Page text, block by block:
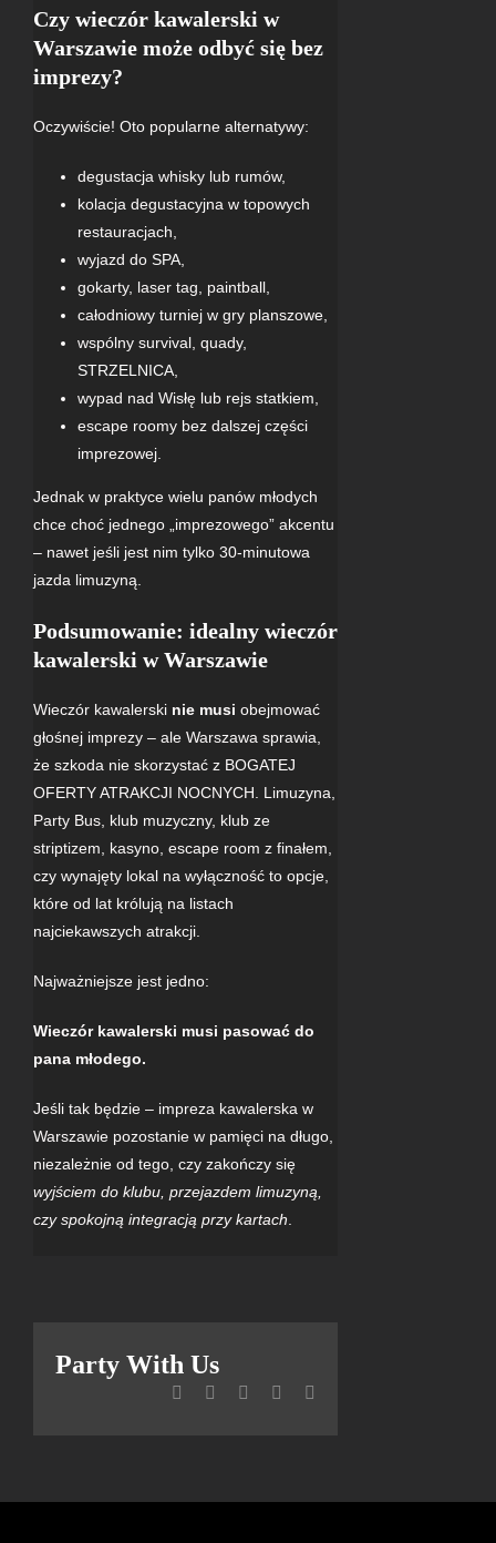
Czy wieczór kawalerski w
Warszawie może odbyć się bez
imprezy?
Oczywiście! Oto popularne alternatywy:
degustacja whisky lub rumów,
kolacja degustacyjna w topowych
restauracjach,
wyjazd do SPA
gokarty, laser tag, paintball,
całodniowy turniej w gry planszowe,
wspólny survival, quady,
STRZELNICA
wypad nad Wisłę lub rejs statkiem
escape roomy bez dalszej części
imprezowej.
Jednak w praktyce wielu panów młodych
chce choć jednego „imprezowego” akcentu
– nawet jeśli jest nim tylko 30-minutowa
jazda limuzyną.
Podsumowanie: idealny wieczór
kawalerski w Warszawie
Wieczór kawalerski nie musi obejmować
głośnej imprezy – ale Warszawa sprawia,
że szkoda nie skorzystać z BOGATEJ
OFERTY ATRAKCJI NOCNYCH. Limuzyna,
Party Bus, klub muzyczny, klub ze
striptizem, kasyno, escape room z finałem,
czy wynajęty lokal na wyłączność to opcje,
które od lat królują na listach
najciekawszych atrakcji.
Najważniejsze jest jedno:
Wieczór kawalerski musi pasować do
pana młodego.
Jeśli tak będzie – impreza kawalerska w
Warszawie pozostanie w pamięci na długo,
niezależnie od tego, czy zakończy się
wyjściem do klubu, przejazdem limuzyną,
czy spokojną integracją przy kartach
Party With Us
Facebook WhatsApp
Pinterest